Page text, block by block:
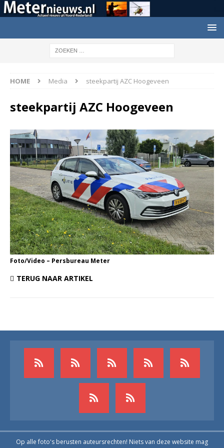
HOME Media steekpartij AZC Hoogeveen
steekpartij AZC Hoogeveen
Foto/Video – Persbureau Meter
TERUG NAAR ARTIKEL
Op alle foto's berusten auteursrechten! Niets van deze website mag